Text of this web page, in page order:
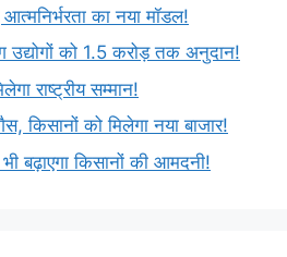
का नया मॉडल!
उद्योगों को 1.5 करोड़ तक अनुदान!
राष्ट्रीय सम्मान!
किसानों को मिलेगा नया बाजार!
बढ़ाएगा किसानों की आमदनी!